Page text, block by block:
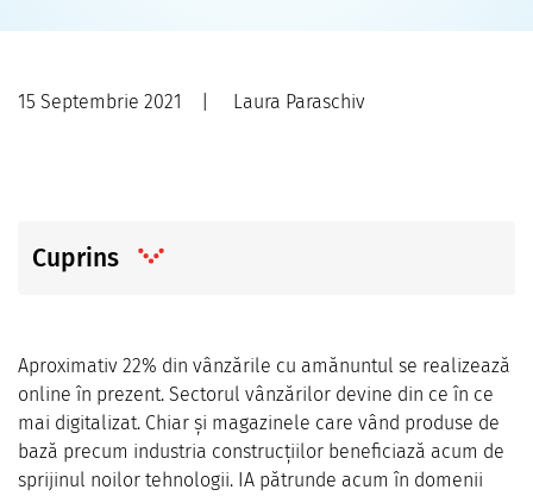
15 Septembrie 2021 Laura Paraschiv
Cuprins
Aproximativ 22% din vânzările cu amănuntul se realizează
online în prezent. Sectorul vânzărilor devine din ce în ce
mai digitalizat. Chiar și magazinele care vând produse de
bază precum industria construcțiilor beneficiază acum de
sprijinul noilor tehnologii. IA pătrunde acum în domenii